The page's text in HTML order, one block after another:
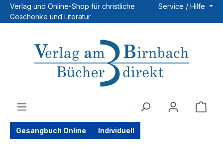
Zum Hauptinhalt springen
Verlag und Online-Shop für christliche
Geschenke und Literatur
Service / Hilfe
Gesangbuch Online Individuell